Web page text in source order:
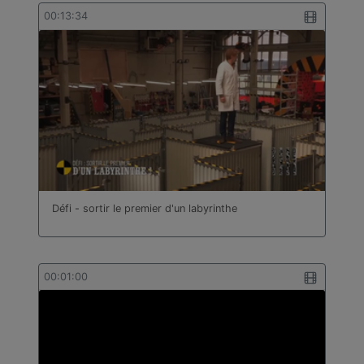
00:13:34
Défi - sortir le premier d'un labyrinthe
00:01:00
bâtiment
Technologie
Travail des métaux en feuilles
Turc